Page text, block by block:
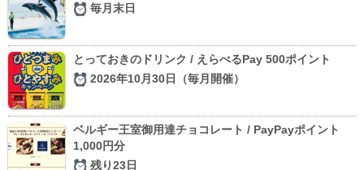
毎月末日
とっておきのドリンク / えらべるPay 500ポイント
2026年10月30日（毎月開催）
ベルギー王室御用達チョコレート / PayPayポイント
1,000円分
残り23日